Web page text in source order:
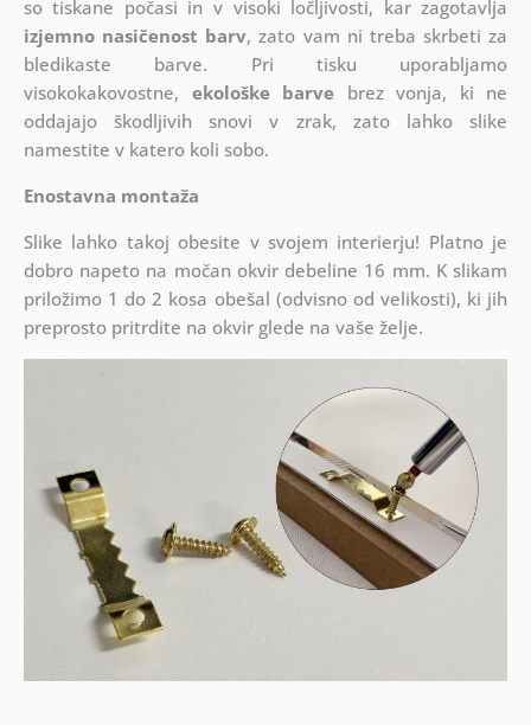
so tiskane počasi in v visoki ločljivosti, kar zagotavlja
izjemno nasičenost barv, zato vam ni treba skrbeti za
bledikaste barve. Pri tisku uporabljamo
visokokakovostne, ekološke barve brez vonja, ki ne
oddajajo škodljivih snovi v zrak, zato lahko slike
namestite v katero koli sobo.
Enostavna montaža
Slike lahko takoj obesite v svojem interierju! Platno je
dobro napeto na močan okvir debeline 16 mm. K slikam
priložimo 1 do 2 kosa obešal (odvisno od velikosti), ki jih
preprosto pritrdite na okvir glede na vaše želje.